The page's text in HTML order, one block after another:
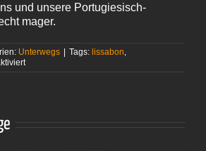
und unsere Portugiesisch-
mager.
Unterwegs | Tags: lissabon
für